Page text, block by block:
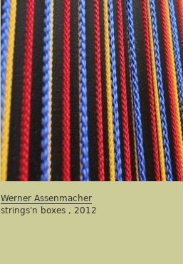
Werner Assenmacher
strings'n boxes , 2012